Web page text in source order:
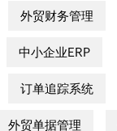
外贸财务管理
中小企业ERP
订单追踪系统
外贸单据管理